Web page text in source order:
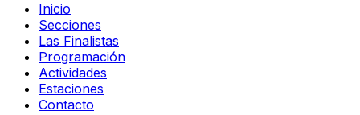
Inicio
Secciones
Las Finalistas
Programación
Actividades
Estaciones
Contacto